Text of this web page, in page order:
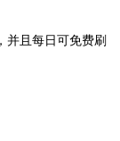
并且每日可免费刷